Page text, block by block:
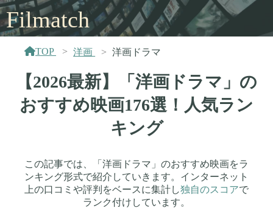
Filmatch
TOP 洋画 洋画ドラマ
【2026最新】「洋画ドラマ」の
おすすめ映画176選！人気ラン
キング
この記事では、「洋画ドラマ」のおすすめ映画をラ
ンキング形式で紹介していきます。インターネット
上の口コミや評判をベースに集計し独自のスコアで
ランク付けしています。